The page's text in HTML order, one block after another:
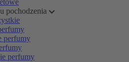
pochodzenia
perfumy
perfumy